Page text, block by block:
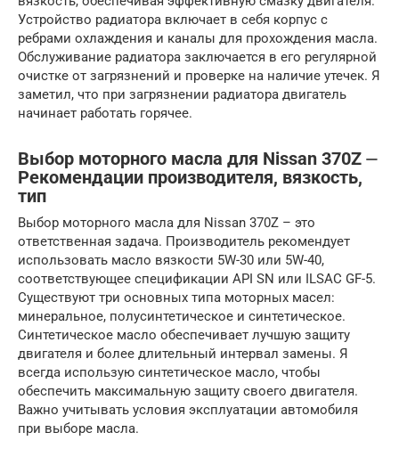
Устройство радиатора включает в себя корпус с
ребрами охлаждения и каналы для прохождения масла.
Обслуживание радиатора заключается в его регулярной
очистке от загрязнений и проверке на наличие утечек. Я
заметил, что при загрязнении радиатора двигатель
начинает работать горячее.
Выбор моторного масла для Nissan 370Z ⏤
Рекомендации производителя, вязкость,
тип
Выбор моторного масла для Nissan 370Z – это
ответственная задача. Производитель рекомендует
использовать масло вязкости 5W-30 или 5W-40,
соответствующее спецификации API SN или ILSAC GF-5.
Существуют три основных типа моторных масел:
минеральное, полусинтетическое и синтетическое.
Синтетическое масло обеспечивает лучшую защиту
двигателя и более длительный интервал замены. Я
всегда использую синтетическое масло, чтобы
обеспечить максимальную защиту своего двигателя.
Важно учитывать условия эксплуатации автомобиля
при выборе масла.